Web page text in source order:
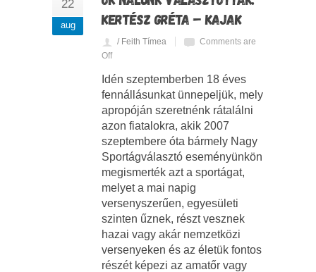
22
aug
KERTÉSZ GRÉTA – KAJAK
/ Feith Tímea
Comments are
Off
Idén szeptemberben 18 éves
fennállásunkat ünnepeljük, mely
apropóján szeretnénk rátalálni
azon fiatalokra, akik 2007
szeptembere óta bármely Nagy
Sportágválasztó eseményünkön
megismerték azt a sportágat,
melyet a mai napig
versenyszerűen, egyesületi
szinten űznek, részt vesznek
hazai vagy akár nemzetközi
versenyeken és az életük fontos
részét képezi az amatőr vagy